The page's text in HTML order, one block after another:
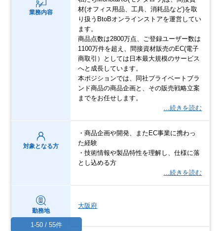
業務内容
材(オフィス用品、工具、消耗品など)を取
り扱うBtoBオンラインストアを運営してい
ます。
商品点数は2800万点、ご登録ユーザー数は
1100万件を超え、間接資材販売のEC(電子
商取引）としては日本最大規模のサービス
へと成長しています。
本ポジションでは、同社プライベートブラ
ンド商品の商品企画と、その販売戦略立案
までをお任せします。
…続きを読む
対象となる方
・商品企画や開発、またEC事業に携わっ
た経験
・技術情報や製品特性を理解し、仕様に落
とし込める方
…続きを読む
勤務地
大阪府
1-50 / 55件